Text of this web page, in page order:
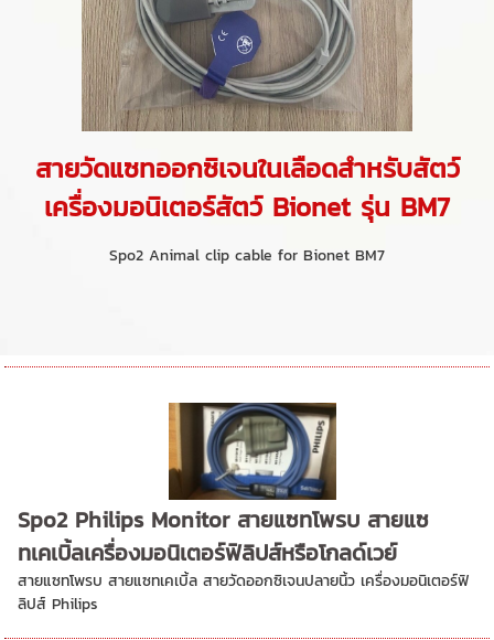
สายวัดแซทออกซิเจนในเลือดสำหรับสัตว์
เครื่องมอนิเตอร์สัตว์ Bionet รุ่น BM7
Spo2 Animal clip cable for Bionet BM7
Spo2 Philips Monitor สายแซทโพรบ สายแซ
ทเคเบิ้ลเครื่องมอนิเตอร์ฟิลิปส์หรือโกลด์เวย์
สายแซทโพรบ สายแซทเคเบิ้ล สายวัดออกซิเจนปลายนิ้ว เครื่องมอนิเตอร์ฟิ
ลิปส์ Philips